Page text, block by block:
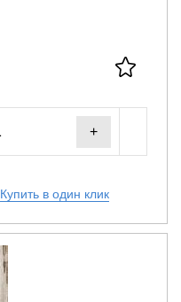
+
Купить в один клик